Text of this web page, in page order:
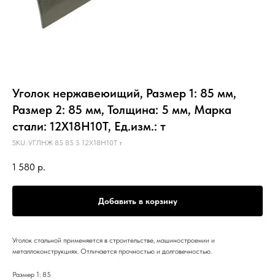
Уголок нержавеюищий, Размер 1: 85 мм,
Размер 2: 85 мм, Толщина: 5 мм, Марка
стали: 12Х18Н10Т, Ед.изм.: т
SKU: УГЛНЖ 85 85 5 12Х18Н10Т т
1 580 р.
Добавить в корзину
Уголок стальной применяется в строительстве, машиностроении и
металлоконструкциях. Отличается прочностью и долговечностью.
Размер 1: 85